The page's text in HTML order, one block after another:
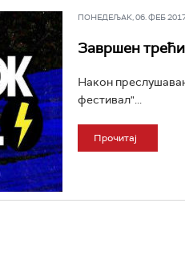
ПОНЕДЕЉАК, 06. ФЕБ
Завршен
Након
фестивал"...
Прочитај